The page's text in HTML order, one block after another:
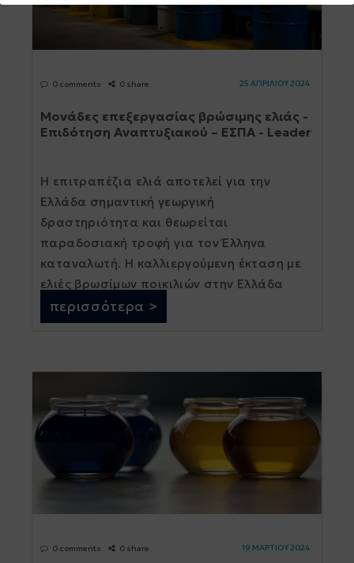
0 comments 0 share 25 ΑΠΡΙΛΙΟΥ 2024
Μονάδες επεξεργασίας βρώσιμης ελιάς -
Επιδότηση Αναπτυξιακού – ΕΣΠΑ - Leader
Η επιτραπέζια ελιά αποτελεί για την
Ελλάδα σηµαντική γεωργική
δραστηριότητα και θεωρείται
παραδοσιακή τροφή για τον Έλληνα
καταναλωτή. Η καλλιεργούµενη έκταση µε
ελιές βρωσίµων ποικιλιών στην Ελλάδα
εκτιµάται σε 10.000 χιλιάδες στρέµµατα
περίπου. Η µέση ετήσια παραγωγή [...]
περισσότερα >
0 comments 0 share 19 ΜΑΡΤΙΟΥ 2024